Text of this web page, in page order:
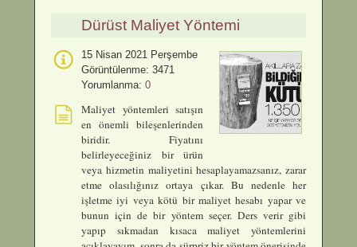
Dürüst Maliyet Yöntemi
15 Nisan 2021 Perşembe
Görüntülenme: 3471
Yorumlanma: 0
Maliyet yöntemleri satışın
en önemli bileşenlerinden
biridir. Fiyatını
belirleyeceğiniz bir ürün
veya hizmetin maliyetini hesaplayamazsanız, zarar
etme olasılığınız ortaya çıkar. Bu nedenle her
işletme iyi veya kötü bir maliyet hesabı yapar ve
bunun için de bir yöntem seçer. Ders verir gibi
yapıp sıkmadan kısaca maliyet yöntemlerini